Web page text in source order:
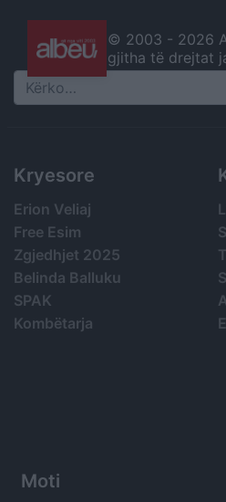
© 2003 - 2026
gjitha të drejtat
Search
Kryesore
Erion Veliaj
Free Esim
Zgjedhjet 2025
Belinda Balluku
SPAK
Kombëtarja
Moti